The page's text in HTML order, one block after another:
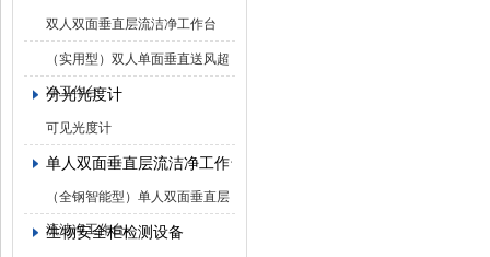
双人双面垂直层流洁净工作台
（实用型）双人单面垂直送风超
净工作台
分光光度计
可见光度计
单人双面垂直层流洁净工作台
（全钢智能型）单人双面垂直层
流洁净工作台
生物安全柜检测设备